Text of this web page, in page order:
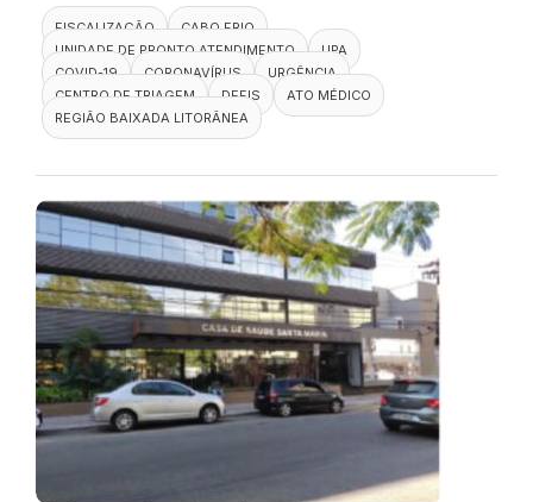
FISCALIZAÇÃO
CABO FRIO
UNIDADE DE PRONTO ATENDIMENTO
UPA
COVID-19
CORONAVÍRUS
URGÊNCIA
CENTRO DE TRIAGEM
DEFIS
ATO MÉDICO
REGIÃO BAIXADA LITORÂNEA